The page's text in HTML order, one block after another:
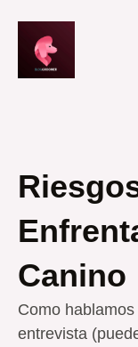
contenido
Canino
Como
entrevista